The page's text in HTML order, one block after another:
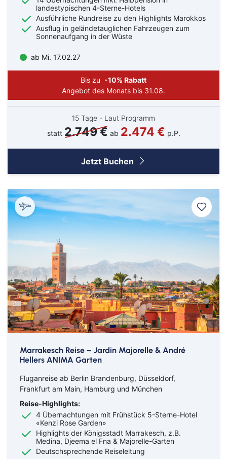
landestypischen 4-Sterne-Hotels
Ausführliche Rundreise zu den Highlights Marokkos
Ausflug in geländetauglichen Fahrzeugen zum
Sonnenaufgang in der Wüste
ab Mi. 17.02.27
Bis zu -10% Rabatt
Angebot des Monats bis 31.08.
15 Tage - Laut Programm
statt 2.749 € ab 2.474 € p.P.
Jetzt Buchen
Marrakesch Reise – Jardin Majorelle & André
Hellers ANIMA Garten
Fluganreise ab Berlin Brandenburg, Düsseldorf,
Frankfurt am Main, Hamburg und München
Reise-Highlights:
4 Übernachtungen mit Frühstück 5-Sterne-Hotel
«Kenzi Rose Garden»
Highlights der Königsstadt Marrakesch, z.B.
Medina, Djeema el Fna & Majorelle-Garten
Deutschsprechende Reiseleitung